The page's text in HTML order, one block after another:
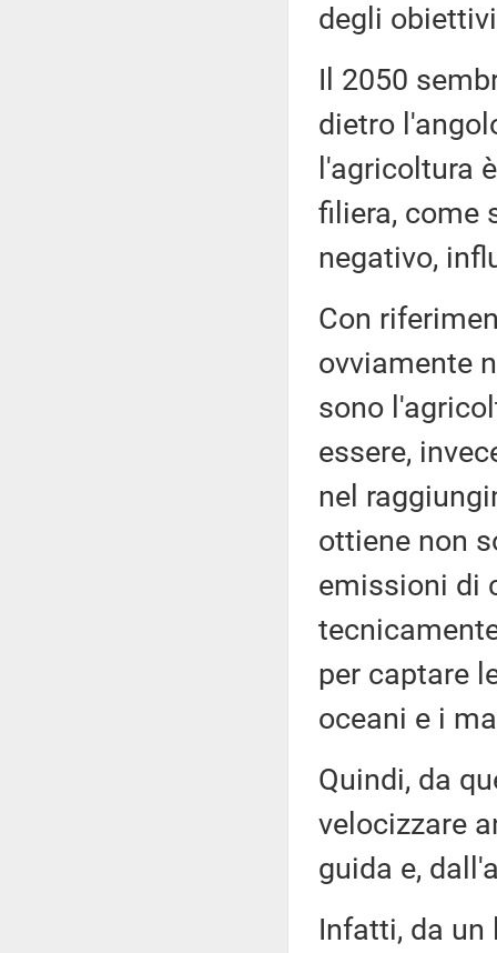
degli
Il 2050
dietro
l'agricoltura
filiera, come
negativo,
Con
ovviamente
sono
essere,
nel
ottiene non
emissioni di
per captare
oceani e i
Quindi, da
velocizzare
guida e,
Infatti, da un